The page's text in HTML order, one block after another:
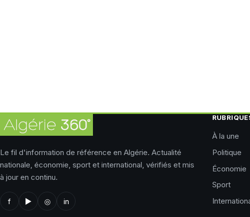
Le fil d'information de référence en Algérie. Actualité
nationale, économie, sport et international, vérifiés et mis
à jour en continu.
f ▶ ◎ in
À la une
Politique
Économie
Sport